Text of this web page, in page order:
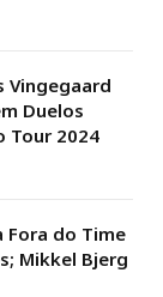
Vingegaard
Duelos
Tour 2024
Fora do Time
Mikkel Bjerg